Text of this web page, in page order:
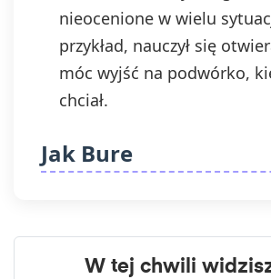
nieocenione w wielu
przykład, nauczył się
móc wyjść na podwórko,
chciał.
Jak Bure
W tej chwili